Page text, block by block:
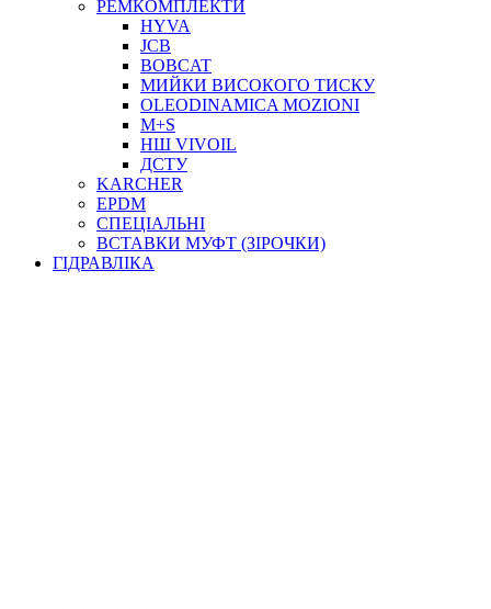
ФІЛЬТРИ ДЛЯ ПАЛЬНОГО
ПІДДОНИ ДЛЯ БОЧОК
МОДУЛЬНІ АЗС
МЕТРОЛОГІЧНЕ ОБЛАДНАННЯ
ЛІЧИЛЬНИКИ І ВИТРАТОМІРИ ДЛЯ ПАЛЬНОГО
КОТУШКИ ДЛЯ ШЛАНГІВ
РЕМКОМПЛЕКТИ
HYVA
JCB
BOBCAT
МИЙКИ ВИСОКОГО ТИСКУ
OLEODINAMICA MOZIONI
M+S
НШ VIVOIL
ДСТУ
KARCHER
EPDM
СПЕЦІАЛЬНІ
ВСТАВКИ МУФТ (ЗІРОЧКИ)
ГІДРАВЛІКА